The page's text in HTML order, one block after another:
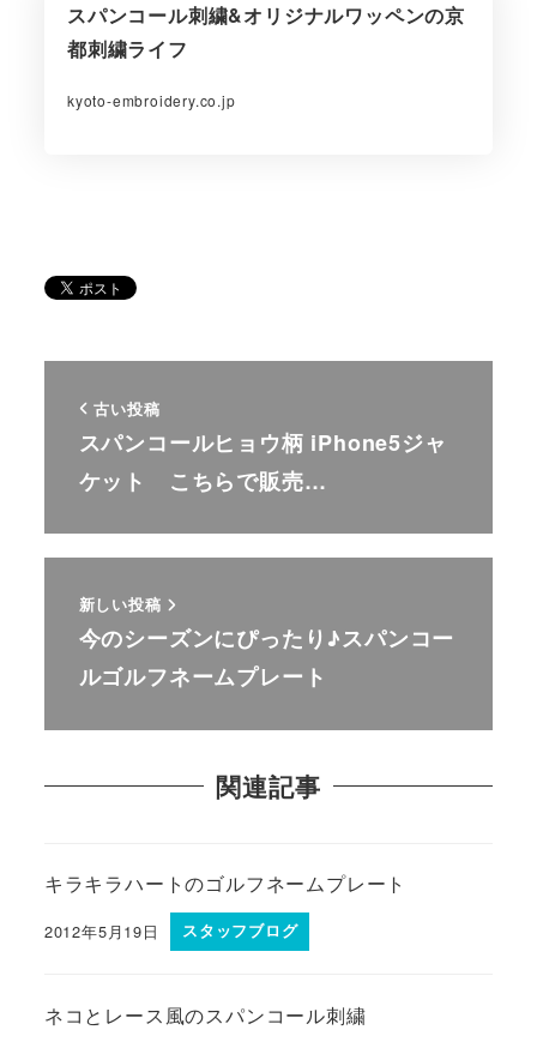
スパンコール刺繍&オリジナルワッペンの京
都刺繍ライフ
kyoto-embroidery.co.jp
古い投稿
スパンコールヒョウ柄 iPhone5ジャ
ケット こちらで販売…
新しい投稿
今のシーズンにぴったり♪スパンコー
ルゴルフネームプレート
関連記事
キラキラハートのゴルフネームプレート
2012年5月19日 スタッフブログ
ネコとレース風のスパンコール刺繍